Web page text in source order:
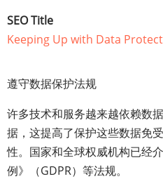
SEO Title
Keeping Up with Data
遵守数据保护法规
许多技术和服务越来越依赖数
据，这提高了保护这些数据免
性。国家和全球权威机构已经
例》（GDPR）等法规。